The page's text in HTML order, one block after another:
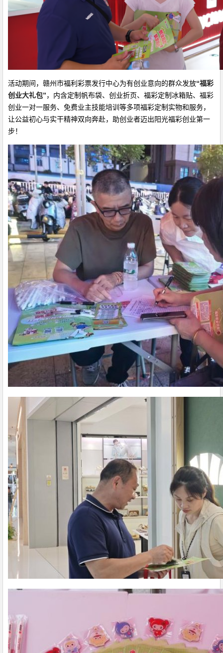
活动期间，赣州市福利彩票发行中心为有创业意向的群众发放“福彩
创业大礼包”，内含定制帆布袋、创业折页、福彩定制冰箱贴、福彩
创业一对一服务、免费业主技能培训等多项福彩定制实物和服务，
让公益初心与实干精神双向奔赴，助创业者迈出阳光福彩创业第一
步！